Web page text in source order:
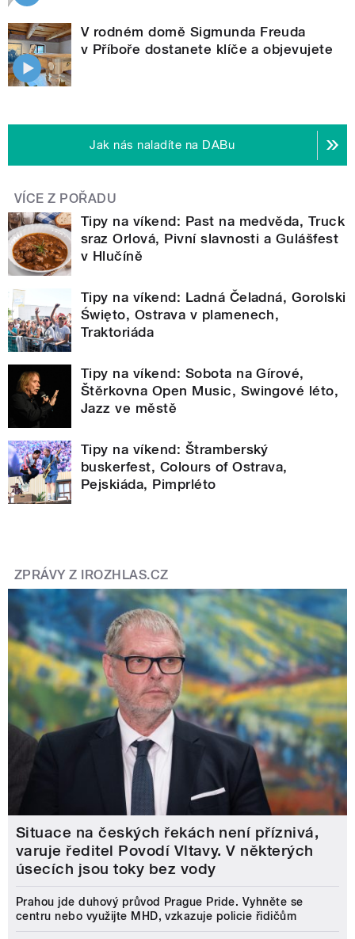
V rodném domě Sigmunda Freuda
v Příboře dostanete klíče a objevujete
Jak nás naladíte na DABu
VÍCE Z POŘADU
Tipy na víkend: Past na medvěda, Truck
sraz Orlová, Pivní slavnosti a Gulášfest
v Hlučíně
Tipy na víkend: Ladná Čeladná, Gorolski
Święto, Ostrava v plamenech,
Traktoriáda
Tipy na víkend: Sobota na Gírové,
Štěrkovna Open Music, Swingové léto,
Jazz ve městě
Tipy na víkend: Štramberský
buskerfest, Colours of Ostrava,
Pejskiáda, Pimprléto
ZPRÁVY Z IROZHLAS.CZ
Situace na českých řekách není příznivá,
varuje ředitel Povodí Vltavy. V některých
úsecích jsou toky bez vody
Prahou jde duhový průvod Prague Pride. Vyhněte se
centru nebo využijte MHD, vzkazuje policie řidičům